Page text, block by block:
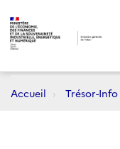
Accueil Trésor-Info